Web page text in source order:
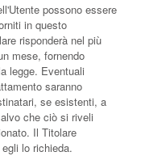
possono essere
in questo
risponderà nel più
mese, fornendo
legge. Eventuali
saranno
se esistenti, a
che ciò si riveli
Il Titolare
lo richieda.